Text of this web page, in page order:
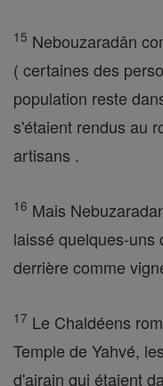
15 Nebouzaradân
( certaines des
population reste
s'étaient rendus au
artisans .
16 Mais
laissé quelques-uns
derrière comme
17 Le Chaldéens
Temple de Yahvé,
d'airain qui étaient